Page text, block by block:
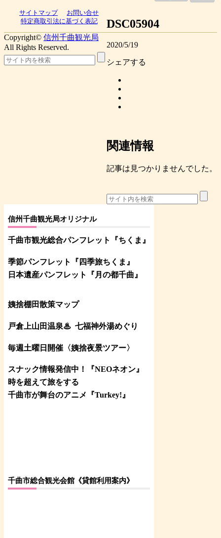
DSC05904
2020/5/19
シェアする
関連情報
記事は見つかりませんでした。
信州千曲観光局オリジナル
千曲市観光総合パンフレット 『ちくま 』
季節パンフレット『四季旅ちくま』
日本遺産パンフレット
『月の都千曲 』
姨捨棚田散策マップ
戸倉上山田温泉♨ 七福神外湯めぐり
毎週土曜日開催〈姨捨夜景ツアー〉
スナック情報発信中！『NEOネオン』
時を超えて旅をする
千曲市が舞台のアニメ『Turkey!』
千曲市総合観光会館《貸館利用案内》
サイトマップ
お問い合せ
特定商取引法に基づく表記
Copyright© 信州千曲観光局
All Rights Reserved.